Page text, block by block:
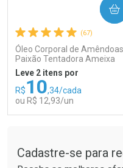
Comprar sem Desconto
Por R$ 26,99/cada
Comprar sem Desconto
Por R$ 26,99/cada
(67)
Óleo Corporal de Amêndoas
Paixão Tentadora Ameixa
Rubi 100ml
Leve 2 itens por
R$10,34/cada
ou R$ 12,93/un
COMPRAR
Laboratório
Por Menos
Cadastre-se para